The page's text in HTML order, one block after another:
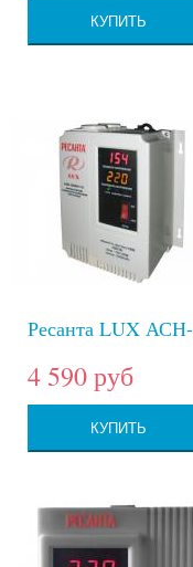
КУПИТЬ
Ресанта LUX
4 590 руб
КУПИТЬ